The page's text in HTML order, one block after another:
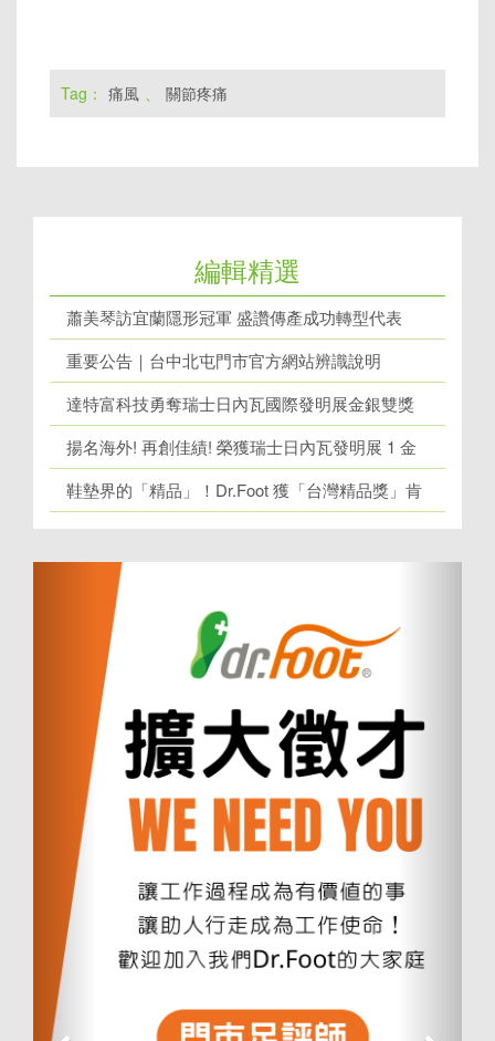
Tag： 痛風 關節疼痛
編輯精選
蕭美琴訪宜蘭隱形冠軍 盛讚傳產成功轉型代表
重要公告｜台中北屯門市官方網站辨識說明
達特富科技勇奪瑞士日內瓦國際發明展金銀雙獎
揚名海外! 再創佳績! 榮獲瑞士日內瓦發明展 1 金
牌、1 銀牌
鞋墊界的「精品」！Dr.Foot 獲「台灣精品獎」肯
定！